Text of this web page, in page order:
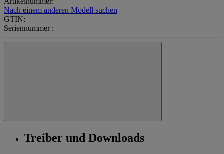
Nach einem anderen Modell suchen
GTIN:
Seriennummer :
Treiber und Downloads